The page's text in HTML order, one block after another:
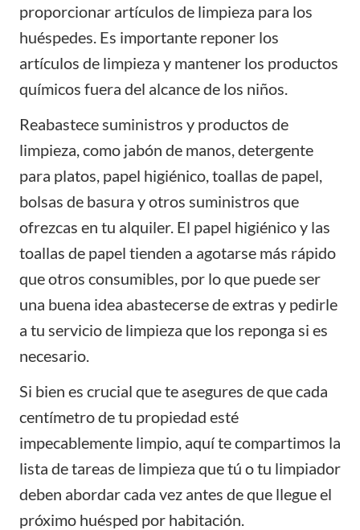
proporcionar artículos de limpieza para los
huéspedes. Es importante reponer los
artículos de limpieza y mantener los productos
químicos fuera del alcance de los niños.
Reabastece suministros y productos de
limpieza, como jabón de manos, detergente
para platos, papel higiénico, toallas de papel,
bolsas de basura y otros suministros que
ofrezcas en tu alquiler. El papel higiénico y las
toallas de papel tienden a agotarse más rápido
que otros consumibles, por lo que puede ser
una buena idea abastecerse de extras y pedirle
a tu servicio de limpieza que los reponga si es
necesario.
Si bien es crucial que te asegures de que cada
centímetro de tu propiedad esté
impecablemente limpio, aquí te compartimos la
lista de tareas de limpieza que tú o tu limpiador
deben abordar cada vez antes de que llegue el
próximo huésped por habitación.